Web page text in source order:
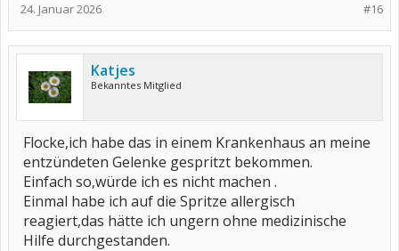
#16
24. Januar 2026
Katjes
Bekanntes Mitglied
Flocke,ich habe das in einem Krankenhaus an meine
entzündeten Gelenke gespritzt bekommen.
Einfach so,würde ich es nicht machen .
Einmal habe ich auf die Spritze allergisch
reagiert,das hätte ich ungern ohne medizinische
Hilfe durchgestanden.